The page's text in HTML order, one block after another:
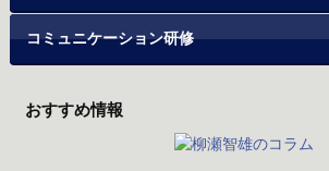
コミュニケーション研修
おすすめ情報